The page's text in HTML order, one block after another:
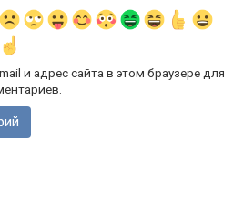
и адрес сайта в этом браузере для